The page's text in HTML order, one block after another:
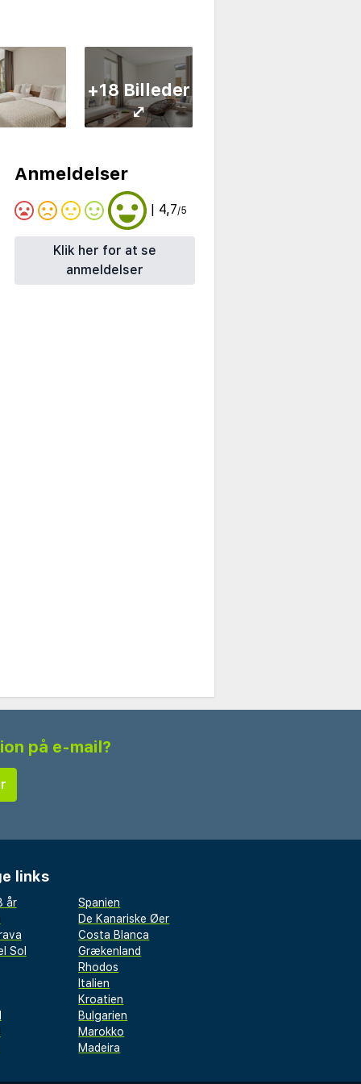
+18 Billeder
⤢
Anmeldelser
| 4,7/5
Klik her for at se
anmeldelser
på e-mail?
links
år
Spanien
De Kanariske Øer
Costa Blanca
Sol
Grækenland
Rhodos
Italien
Kroatien
Bulgarien
Marokko
Madeira